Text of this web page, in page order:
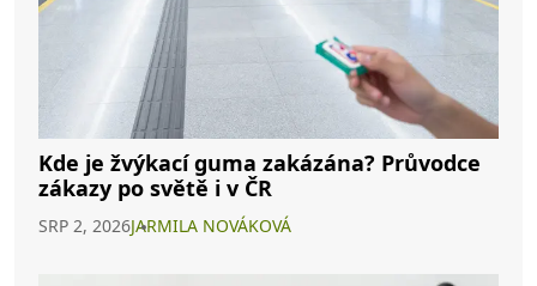
Kde je žvýkací guma zakázána? Průvodce
zákazy po světě i v ČR
SRP 2, 2026JARMILA NOVÁKOVÁ